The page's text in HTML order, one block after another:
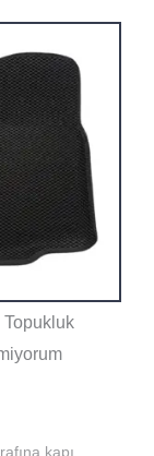
Topukluk
kapı